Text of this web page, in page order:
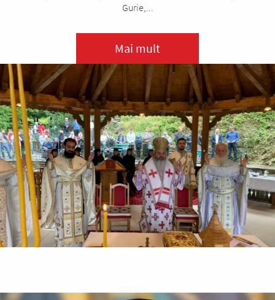
Gurie,...
Mai mult